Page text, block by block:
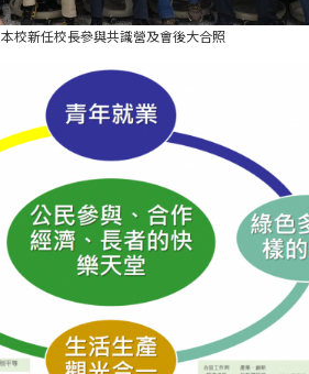
本校新任校長參與共識營及會後大合照